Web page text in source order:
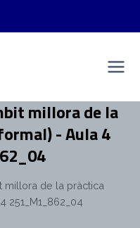
millora de la
- Aula 4
millora de la pràctica
251_M1_862_04